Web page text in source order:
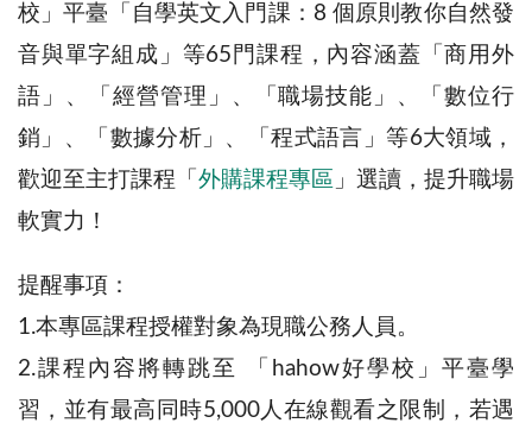
校」平臺 「自學英文入門課： 8個原則教你自然發
音與單字組成」 等65 門課程，內容涵蓋 「 商用外
語 」 、 「 經營管理 」 、 「職場技能 」 、 「數位行
銷 」 、 「 數據分析 」 、 「程式語言 」等6大領域，
歡迎至主打課程 「 外購課程專區 」 選讀，提升職場
軟實力！
提醒事項：
1.本專區課程授權對象為現職公務人員。
2.課程內容將轉跳至 「 hahow好學校」平臺學
習，並有最高同時5,000人在線觀看之限制，若遇